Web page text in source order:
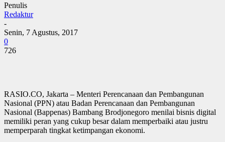
Penulis
Redaktur
-
Senin, 7 Agustus, 2017
0
726
RASIO.CO, Jakarta – Menteri Perencanaan dan Pembangunan
Nasional (PPN) atau Badan Perencanaan dan Pembangunan
Nasional (Bappenas) Bambang Brodjonegoro menilai bisnis digital
memiliki peran yang cukup besar dalam memperbaiki atau justru
memperparah tingkat ketimpangan ekonomi.